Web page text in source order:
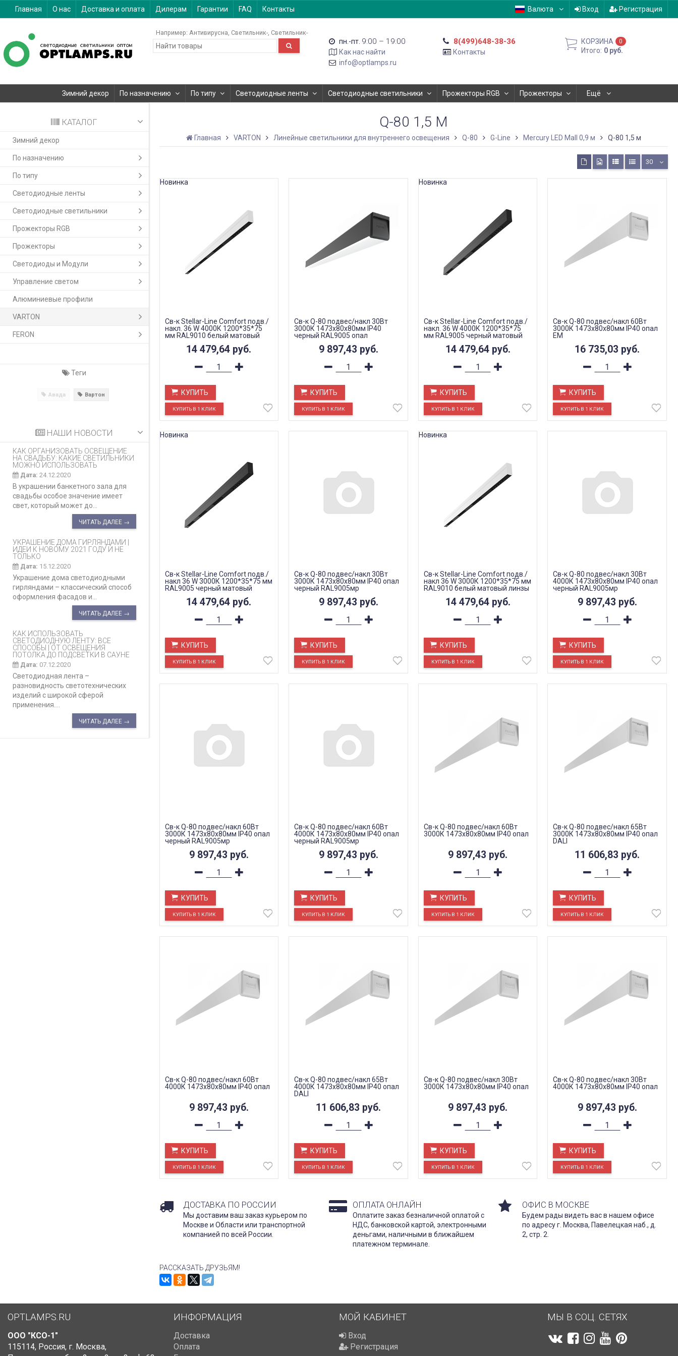
Главная О нас Доставка и оплата Дилерам Гарантии FAQ Контакты Валюта Вход Регистрация
Например: Антивирусна Светильник- Светильник-
пн.-пт. 9:00 – 19:00
Как нас найти
info@optlamps.ru
8(499)648-38-36
Контакты
КОРЗИНА 0
Итого: 0 руб.
Зимний декор По назначению По типу Светодиодные ленты Светодиодные светильники Прожекторы RGB Прожекторы Ещё
КАТАЛОГ
Зимний декор
По назначению
По типу
Светодиодные ленты
Светодиодные светильники
Прожекторы RGB
Прожекторы
Светодиоды и Модули
Управление светом
Алюминиевые профили
VARTON
FERON
Теги
Авада Вартон
НАШИ НОВОСТИ
КАК ОРГАНИЗОВАТЬ ОСВЕЩЕНИЕ
НА СВАДЬБУ: КАКИЕ СВЕТИЛЬНИКИ
МОЖНО ИСПОЛЬЗОВАТЬ
Дата: 24.12.2020
В украшении банкетного зала для
свадьбы особое значение имеет
свет, который может до...
ЧИТАТЬ ДАЛЕЕ →
УКРАШЕНИЕ ДОМА ГИРЛЯНДАМИ |
ИДЕИ К НОВОМУ 2021 ГОДУ И НЕ
ТОЛЬКО
Дата: 15.12.2020
Украшение дома светодиодными
гирляндами – классический способ
оформления фасадов и...
ЧИТАТЬ ДАЛЕЕ →
КАК ИСПОЛЬЗОВАТЬ
СВЕТОДИОДНУЮ ЛЕНТУ: ВСЕ
СПОСОБЫ | ОТ ОСВЕЩЕНИЯ
ПОТОЛКА ДО ПОДСВЕТКИ В САУНЕ
Дата: 07.12.2020
Светодиодная лента –
разновидность светотехнических
изделий с широкой сферой
применения....
ЧИТАТЬ ДАЛЕЕ →
Q-80 1,5 М
Главная VARTON Линейные светильники для внутреннего освещения Q-80 G-Line Mercury LED Mall 0,9 м Q-80 1,5 м
30
Св-к Stellar-Line Сomfort подв./
накл. 36 W 4000К 1200*35*75
мм RAL9010 белый матовый
14 479,64 руб.
КУПИТЬ
Новинка
Св-к Q-80 подвес/накл 30Вт
3000К 1473х80х80мм IP40
черный RAL9005 опал
9 897,43 руб.
КУПИТЬ
Св-к Stellar-Line Сomfort подв./
накл. 36 W 4000К 1200*35*75
мм RAL9005 черный матовый
14 479,64 руб.
КУПИТЬ
Новинка
Св-к Q-80 подвес/накл 60Вт
3000К 1473х80х80мм IP40 опал
EM
16 735,03 руб.
КУПИТЬ
Св-к Stellar-Line Сomfort подв./
накл 36 W 3000К 1200*35*75 мм
RAL9005 черный матовый
14 479,64 руб.
КУПИТЬ
Новинка
Св-к Q-80 подвес/накл 30Вт
3000К 1473х80х80мм IP40 опал
черный RAL9005мр
9 897,43 руб.
КУПИТЬ
Св-к Stellar-Line Сomfort подв./
накл 36 W 3000К 1200*35*75 мм
RAL9010 белый матовый линзы
14 479,64 руб.
КУПИТЬ
Новинка
Св-к Q-80 подвес/накл 30Вт
4000К 1473х80х80мм IP40 опал
черный RAL9005мр
9 897,43 руб.
КУПИТЬ
Св-к Q-80 подвес/накл 60Вт
3000К 1473х80х80мм IP40 опал
черный RAL9005мр
9 897,43 руб.
КУПИТЬ
Св-к Q-80 подвес/накл 60Вт
4000К 1473х80х80мм IP40 опал
черный RAL9005мр
9 897,43 руб.
КУПИТЬ
Св-к Q-80 подвес/накл 60Вт
3000К 1473х80х80мм IP40 опал
9 897,43 руб.
КУПИТЬ
Св-к Q-80 подвес/накл 65Вт
3000К 1473х80х80мм IP40 опал
DALI
11 606,83 руб.
КУПИТЬ
Св-к Q-80 подвес/накл 60Вт
4000К 1473х80х80мм IP40 опал
9 897,43 руб.
КУПИТЬ
Св-к Q-80 подвес/накл 65Вт
4000К 1473х80х80мм IP40 опал
DALI
11 606,83 руб.
КУПИТЬ
Св-к Q-80 подвес/накл 30Вт
3000К 1473х80х80мм IP40 опал
9 897,43 руб.
КУПИТЬ
Св-к Q-80 подвес/накл 30Вт
4000К 1473х80х80мм IP40 опал
9 897,43 руб.
КУПИТЬ
ДОСТАВКА ПО РОССИИ
Мы доставим ваш заказ курьером по
Москве и Области или транспортной
компанией по всей России.
ОПЛАТА ОНЛАЙН
Оплатите заказ безналичной оплатой с
НДС, банковской картой, электронными
деньгами, наличными в ближайшем
платежном терминале.
ОФИС В МОСКВЕ
Будем рады видеть вас в нашем офисе
по адресу г. Москва, Павелецкая наб., д.
2, стр. 2.
РАССКАЗАТЬ ДРУЗЬЯМ!
OPTLAMPS.RU
ООО "КСО-1"
115114, Россия, г. Москва,
ИНФОРМАЦИЯ
Доставка
Оплата
МОЙ КАБИНЕТ
Вход
Регистрация
МЫ В СОЦ. СЕТЯХ